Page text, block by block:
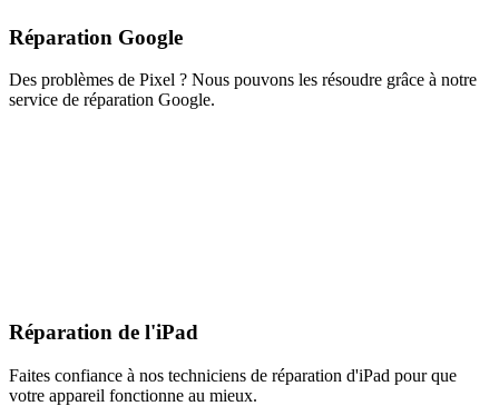
Réparation Google
Des problèmes de Pixel ? Nous pouvons les résoudre grâce à notre
service de réparation Google.
Réparation de l'iPad
Faites confiance à nos techniciens de réparation d'iPad pour que
votre appareil fonctionne au mieux.